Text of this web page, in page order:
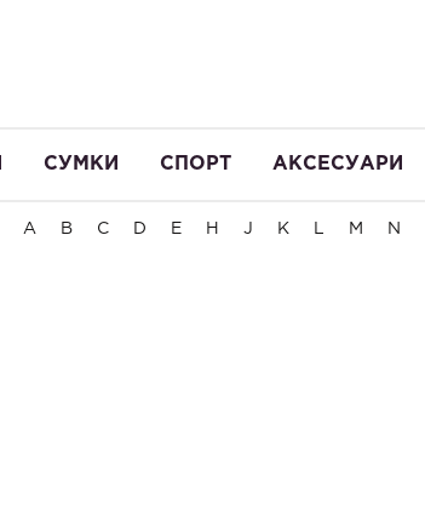
СУМКИ СПОРТ АКСЕСУАРИ
A B C D E H J K M N